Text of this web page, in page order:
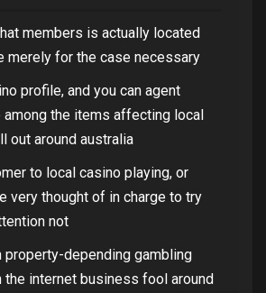
members is actually located
merely for the case necessary
profile, and you can agent
among the items affecting local
out around australia
to local casino playing, or
very thought of in charge to try
not
property-depending gambling
the internet business fool around